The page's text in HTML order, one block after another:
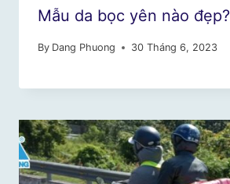
Mẫu da bọc yên nào đẹp?
By Dang Phuong 30 Tháng 6, 2023